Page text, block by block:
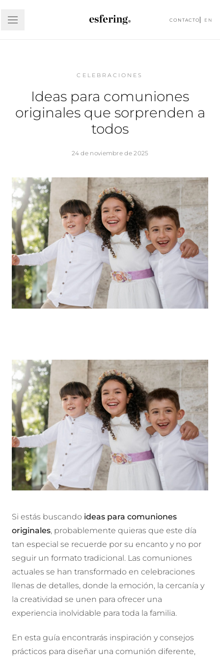
CONTACTO EN
CELEBRACIONES
Ideas para comuniones
originales que sorprenden a
todos
24 de noviembre de 2025
Si estás buscando ideas para comuniones
originales, probablemente quieras que este día
tan especial se recuerde por su encanto y no por
seguir un formato tradicional. Las comuniones
actuales se han transformado en celebraciones
llenas de detalles, donde la emoción, la cercanía y
la creatividad se unen para ofrecer una
experiencia inolvidable para toda la familia.
En esta guía encontrarás inspiración y consejos
prácticos para diseñar una comunión diferente,